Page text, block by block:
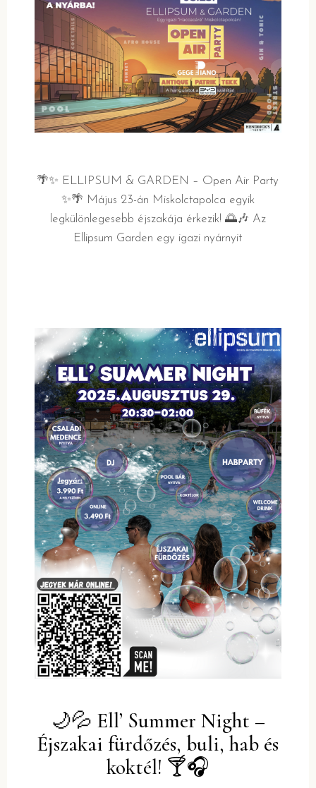
🌴✨ ELLIPSUM & GARDEN – Open Air Party
✨🌴 Május 23-án Miskolctapolca egyik
legkülönlegesebb éjszakája érkezik! 🌅🎶 Az
Ellipsum Garden egy igazi nyárnyit
🌙💦 Ell’ Summer Night –
Éjszakai fürdőzés, buli, hab és
koktél! 🍸🎧